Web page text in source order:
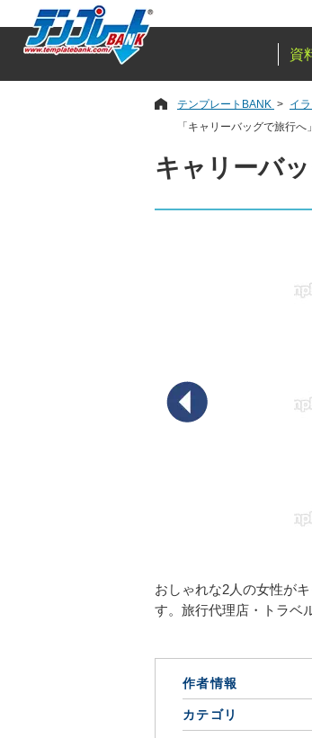
資
テンプレートBANK イ
「キャリーバッグで旅行
キャリーバ
おしゃれな2人の女性が
す。旅行代理店・トラベ
作者情報
カテゴリ